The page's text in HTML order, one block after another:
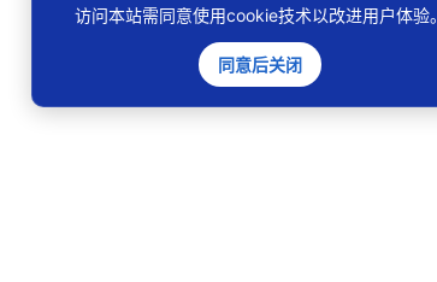
访问本站需同意使用cookie技术以改进用户体验。
同意后关闭